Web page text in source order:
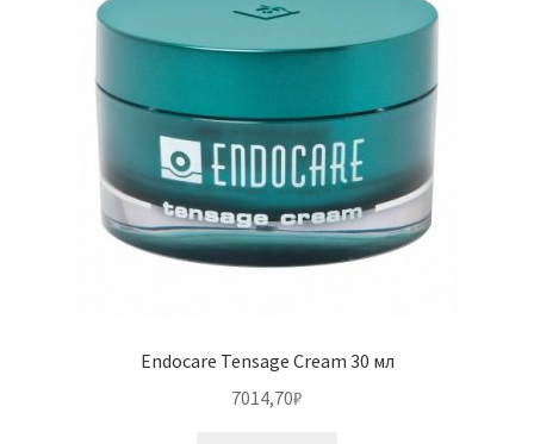
Endocare Tensage Cream 30 мл
7014,70₽